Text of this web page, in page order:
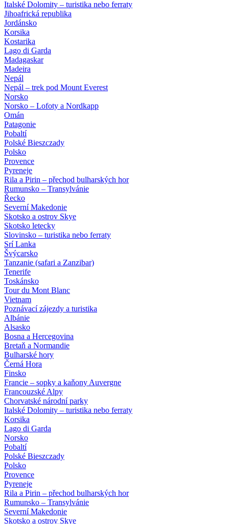
Italské Dolomity – turistika nebo ferraty
Jihoafrická republika
Jordánsko
Korsika
Kostarika
Lago di Garda
Madagaskar
Madeira
Nepál
Nepál – trek pod Mount Everest
Norsko
Norsko – Lofoty a Nordkapp
Omán
Patagonie
Pobaltí
Polské Bieszczady
Polsko
Provence
Pyreneje
Rila a Pirin – přechod bulharských hor
Rumunsko – Transylvánie
Řecko
Severní Makedonie
Skotsko a ostrov Skye
Skotsko letecky
Slovinsko – turistika nebo ferraty
Srí Lanka
Švýcarsko
Tanzanie (safari a Zanzibar)
Tenerife
Toskánsko
Tour du Mont Blanc
Vietnam
Poznávací zájezdy a turistika
Albánie
Alsasko
Bosna a Hercegovina
Bretaň a Normandie
Bulharské hory
Černá Hora
Finsko
Francie – sopky a kaňony Auvergne
Francouzské Alpy
Chorvatské národní parky
Italské Dolomity – turistika nebo ferraty
Korsika
Lago di Garda
Norsko
Pobaltí
Polské Bieszczady
Polsko
Provence
Pyreneje
Rila a Pirin – přechod bulharských hor
Rumunsko – Transylvánie
Severní Makedonie
Skotsko a ostrov Skye